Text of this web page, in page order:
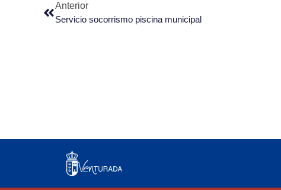
Anterior
Servicio socorrismo piscina municipal